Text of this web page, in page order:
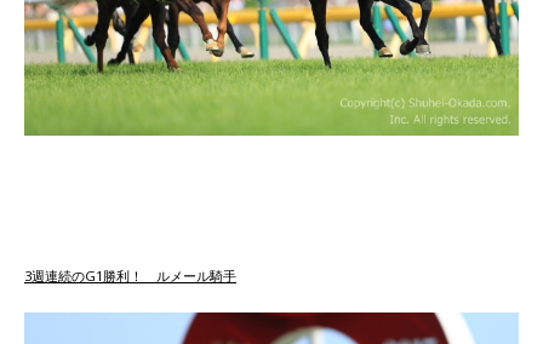
3週連続のG1勝利！ ルメール騎手